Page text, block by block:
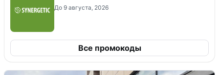
До 9 августа, 2026
Все промокоды